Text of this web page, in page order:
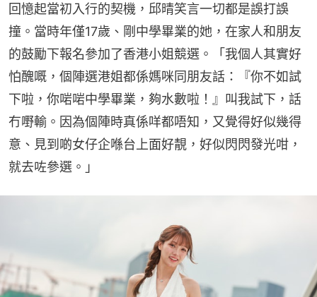
回憶起當初入行的契機，邱晴笑言一切都是誤打誤
撞。當時年僅17歲、剛中學畢業的她，在家人和朋友
的鼓勵下報名參加了香港小姐競選。「我個人其實好
怕醜嘅，個陣選港姐都係媽咪同朋友話：『你不如試
下啦，你啱啱中學畢業，夠水數啦！』叫我試下，話
冇嘢輸。因為個陣時真係咩都唔知，又覺得好似幾得
意、見到啲女仔企喺台上面好靚，好似閃閃發光咁，
就去咗參選。」